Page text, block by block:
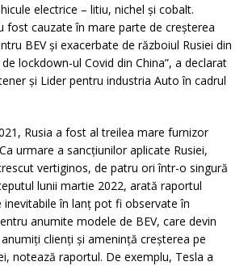
electrice – litiu, nichel și cobalt.
fost cauzate în mare parte de creșterea
BEV și exacerbate de războiul Rusiei din
lockdown-ul Covid din China”, a declarat
și Lider pentru industria Auto în cadrul
Rusia a fost al treilea mare furnizor
urmare a sancțiunilor aplicate Rusiei,
vertiginos, de patru ori într-o singură
lunii martie 2022, arată raportul
inevitabile în lanț pot fi observate în
anumite modele de BEV, care devin
clienți și amenință creșterea pe
notează raportul. De exemplu, Tesla a